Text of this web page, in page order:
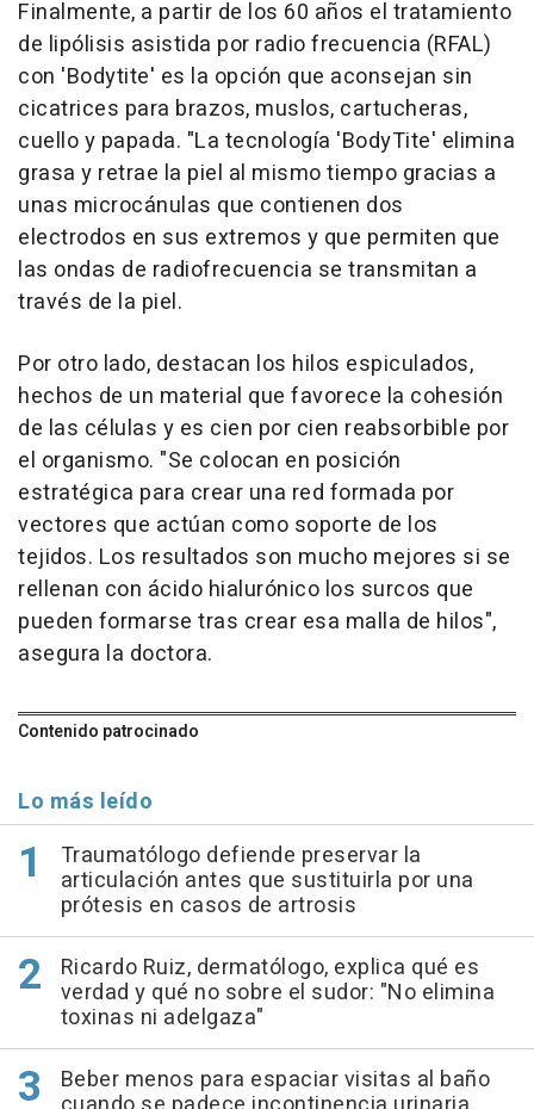
Finalmente, a partir de los 60 años el tratamiento
de lipólisis asistida por radio frecuencia (RFAL)
con 'Bodytite' es la opción que aconsejan sin
cicatrices para brazos, muslos, cartucheras,
cuello y papada. "La tecnología 'BodyTite' elimina
grasa y retrae la piel al mismo tiempo gracias a
unas microcánulas que contienen dos
electrodos en sus extremos y que permiten que
las ondas de radiofrecuencia se transmitan a
través de la piel.
Por otro lado, destacan los hilos espiculados,
hechos de un material que favorece la cohesión
de las células y es cien por cien reabsorbible por
el organismo. "Se colocan en posición
estratégica para crear una red formada por
vectores que actúan como soporte de los
tejidos. Los resultados son mucho mejores si se
rellenan con ácido hialurónico los surcos que
pueden formarse tras crear esa malla de hilos",
asegura la doctora.
Contenido patrocinado
Lo más leído
Traumatólogo defiende preservar la
articulación antes que sustituirla por una
prótesis en casos de artrosis
Ricardo Ruiz, dermatólogo, explica qué es
verdad y qué no sobre el sudor: "No elimina
toxinas ni adelgaza"
Beber menos para espaciar visitas al baño